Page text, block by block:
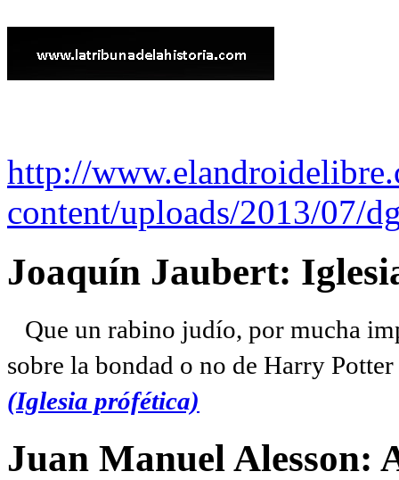
http://
content/uploads/2013/07/
Joaquín Jaubert:
Que un rabino judío, por mucha
sobre la bondad o no de Harry
(Iglesia prófética)
Juan Manuel Alesson: